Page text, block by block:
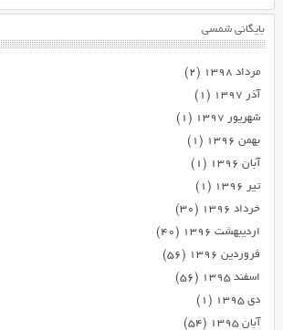
بایگانی شمسی
مرداد ۱۳۹۸
(۲)
آذر ۱۳۹۷
(۱)
شهریور ۱۳۹۷
(۱)
بهمن ۱۳۹۶
(۱)
آبان ۱۳۹۶
(۱)
تیر ۱۳۹۶
(۱)
خرداد ۱۳۹۶
(۳۰)
اردیبهشت ۱۳۹۶
(۴۰)
فروردین ۱۳۹۶
(۵۶)
اسفند ۱۳۹۵
(۵۶)
دی ۱۳۹۵
(۱)
آبان ۱۳۹۵
(۵۴)